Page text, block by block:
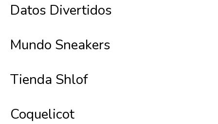
Datos Divertidos
Mundo Sneakers
Tienda Shlof
Coquelicot